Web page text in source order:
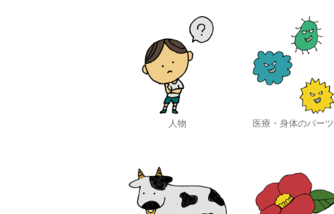
人物 医療・身体のパーツ